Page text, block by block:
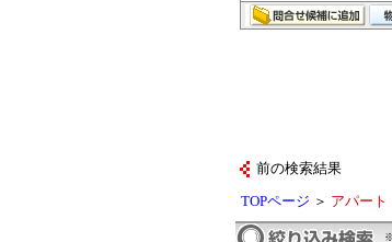
前の検索結果
TOPページ ＞ アパート